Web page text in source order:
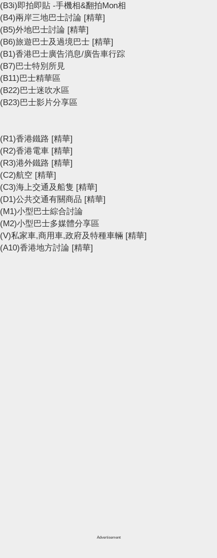
(B3i)即拍即貼 -手機相&翻拍Mon相
(B4)兩岸三地巴士討論 [精華]
(B5)外地巴士討論 [精華]
(B6)旅遊巴士及過境巴士 [精華]
(B1)香港巴士廣告消息/廣告車行踪
(B7)巴士特別所見
(B11)巴士精華區
(B22)巴士迷吹水區
(B23)巴士影片分享區
(R1)香港鐵路 [精華]
(R2)香港電車 [精華]
(R3)港外鐵路 [精華]
(C2)航空 [精華]
(C3)海上交通及船隻 [精華]
(D1)公共交通有關商品 [精華]
(M1)小型巴士綜合討論
(M2)小型巴士多媒體分享區
(V)私家車,商用車,政府及特種車輛 [精華]
(A10)香港地方討論 [精華]
Advertisement